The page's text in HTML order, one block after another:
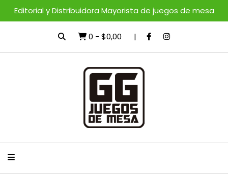
Editorial y Distribuidora Mayorista de juegos de mesa
0 - $0,00